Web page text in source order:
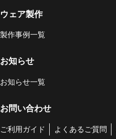
ウェア製作
製作事例一覧
お知らせ
お知らせ一覧
お問い合わせ
ご利用ガイド よくあるご質問